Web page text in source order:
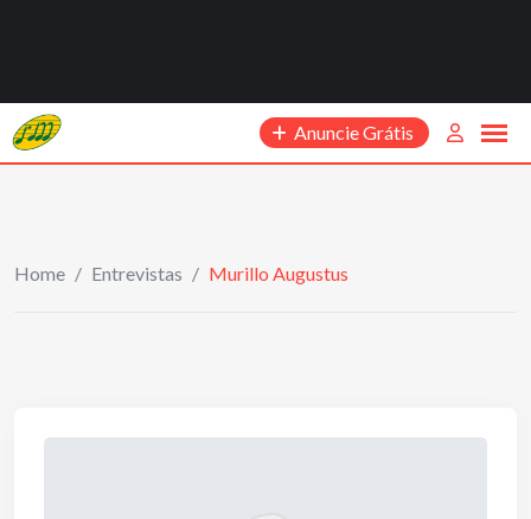
Anuncie Grátis
Home / Entrevistas / Murillo Augustus